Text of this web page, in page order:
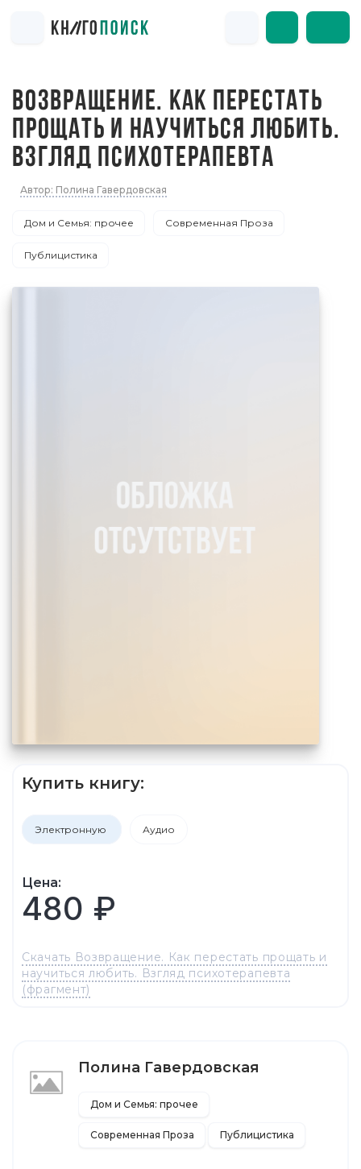
ВОЗВРАЩЕНИЕ. КАК ПЕРЕСТАТЬ
ПРОЩАТЬ И НАУЧИТЬСЯ ЛЮБИТЬ.
ВЗГЛЯД ПСИХОТЕРАПЕВТА
Автор: Полина Гавердовская
Дом и Семья: прочее Современная Проза
Публицистика
Купить книгу:
Электронную Аудио
Цена:
480 ₽
Скачать Возвращение. Как перестать прощать и
научиться любить. Взгляд психотерапевта
(фрагмент)
Полина Гавердовская
Дом и Семья: прочее
Современная Проза Публицистика